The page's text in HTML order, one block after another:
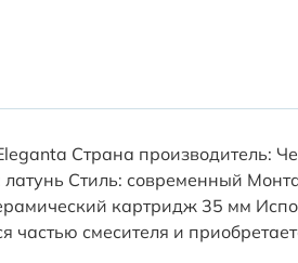
Страна производитель:
Стиль: современный
картридж 35 мм
частью смесителя и